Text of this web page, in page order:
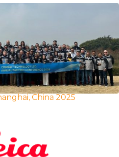
China 2025